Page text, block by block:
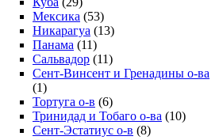
Мексика (53)
Никарагуа (13)
Панама (11)
Сальвадор (11)
Сент-Винсент и Гренадины о-ва
(1)
Тортуга о-в (6)
Тринидад и Тобаго о-ва (10)
Сент-Эстатиус о-в (8)